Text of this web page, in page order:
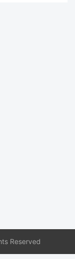
Reserved